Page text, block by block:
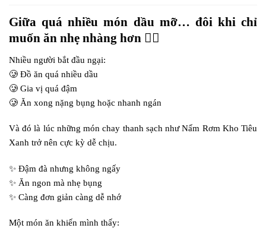
Giữa quá nhiều món dầu mỡ… đôi khi chỉ
muốn ăn nhẹ nhàng hơn 😮‍💨
Nhiều người bắt đầu ngại:
🥲 Đồ ăn quá nhiều dầu
🥲 Gia vị quá đậm
🥲 Ăn xong nặng bụng hoặc nhanh ngán
Và đó là lúc những món chay thanh sạch như Nấm Rơm Kho Tiêu
Xanh trở nên cực kỳ dễ chịu.
✨ Đậm đà nhưng không ngấy
✨ Ăn ngon mà nhẹ bụng
✨ Càng đơn giản càng dễ nhớ
Một món ăn khiến mình thấy: